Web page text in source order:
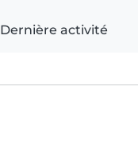
Dernière activité